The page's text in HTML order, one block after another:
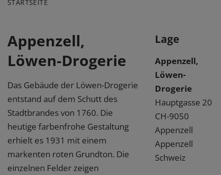
STARTSEITE
Appenzell,
Löwen-Drogerie
Das Gebäude der Löwen-Drogerie
entstand auf dem Schutt des
Stadtbrandes von 1760. Die
heutige farbenfrohe Gestaltung
erhielt es 1931 mit einem
markenten roten Grundton. Die
einzelnen Felder zeigen
Lage
Appenzell,
Löwen-
Drogerie
Hauptgasse 20
CH-9050
Appenzell
Appenzell
Schweiz